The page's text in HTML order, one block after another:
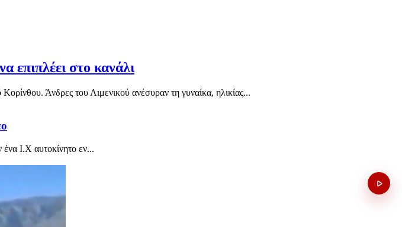
επιπλέει στο κανάλι
Άνδρες του Λιμενικού ανέσυραν τη γυναίκα, ηλικίας...
Ι.Χ αυτοκίνητο εν...